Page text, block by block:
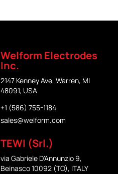
Welform Electrodes
Inc.
2147 Kenney Ave, Warren, MI
48091, USA
+1 (586) 755-1184
sales@welform.com
TEWI (Srl.)
via Gabriele D'Annunzio 9,
Beinasco 10092 (TO), ITALY